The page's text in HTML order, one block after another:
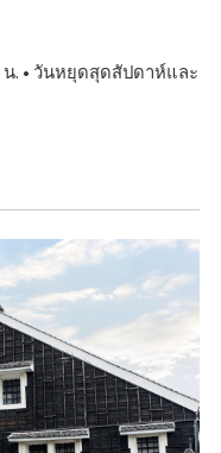
น. • วันหยุดสุดสัปดาห์และ